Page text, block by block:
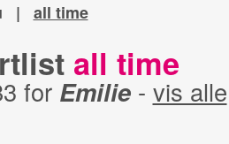
| all time
all time
for Emilie- vis alle